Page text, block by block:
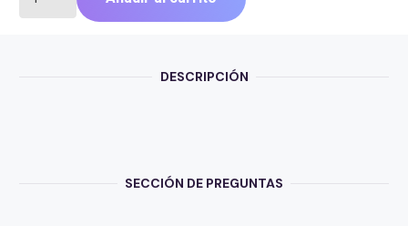
TRUST
JAVV
DESCRIPCIÓN
SECCIÓN DE PREGUNTAS